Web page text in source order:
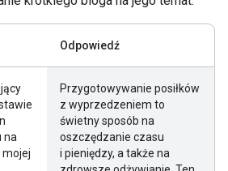
Odpowiedź
na
mojej
Przygotowywanie posiłków
z wyprzedzeniem to
świetny sposób na
oszczędzanie czasu
i pieniędzy, a także na